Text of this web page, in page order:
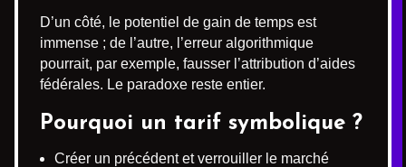
D’un côté, le potentiel de gain de temps est
immense ; de l’autre, l’erreur algorithmique
pourrait, par exemple, fausser l’attribution d’aides
fédérales. Le paradoxe reste entier.
Pourquoi un tarif symbolique ?
Créer un précédent et verrouiller le marché